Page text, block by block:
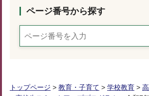
ページ番号から探す
トップページ > 教育・子育て > 学校教育 >